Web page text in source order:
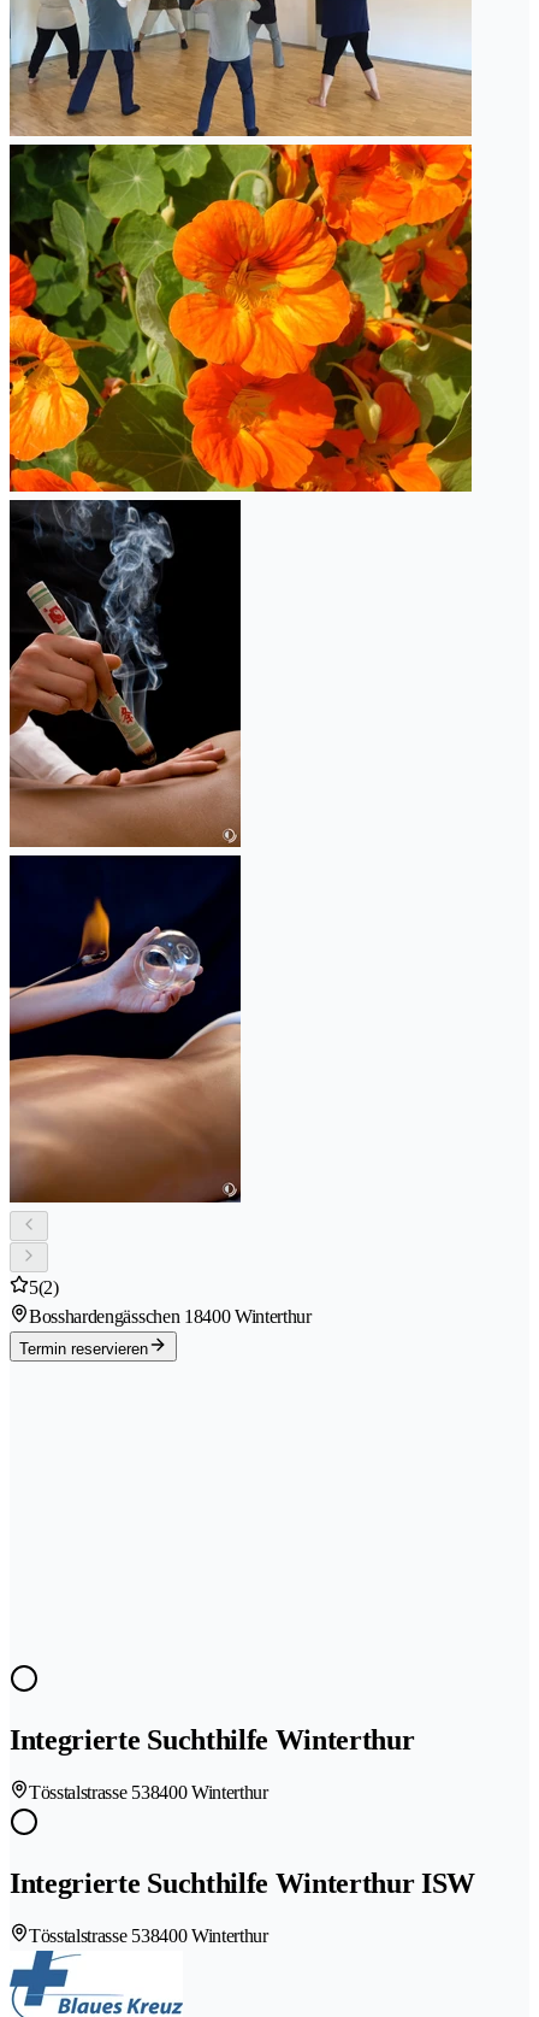
5(2)
Bosshardengässchen 18400 Winterthur
Termin reservieren
Integrierte Suchthilfe Winterthur
Tösstalstrasse 538400 Winterthur
Integrierte Suchthilfe Winterthur ISW
Tösstalstrasse 538400 Winterthur